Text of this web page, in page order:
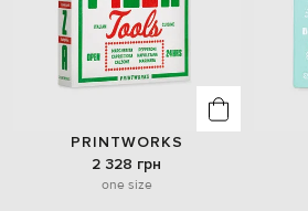
PRINTWORKS
2 328 грн
one size